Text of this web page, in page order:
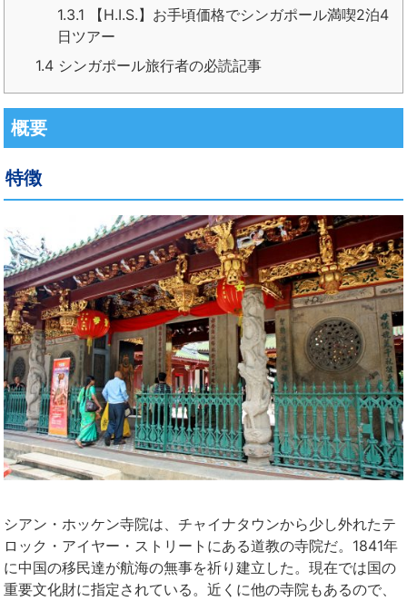
1.3.1 【H.I.S.】お手頃価格でシンガポール満喫2泊4
日ツアー
1.4 シンガポール旅行者の必読記事
概要
特徴
シアン・ホッケン寺院は、チャイナタウンから少し外れたテ
ロック・アイヤー・ストリートにある道教の寺院だ。1841年
に中国の移民達が航海の無事を祈り建立した。現在では国の
重要文化財に指定されている。近くに他の寺院もあるので、